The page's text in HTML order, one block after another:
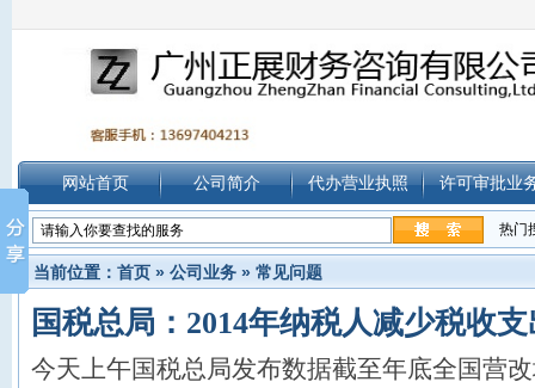
网站首页 公司简介 代办营业执照 许可审批业
热门
当前位置： 首页 » 公司业务 » 常见问题
国税总局：2014年纳税人减少税收
今天上午国税总局发布数据截至年底全国营